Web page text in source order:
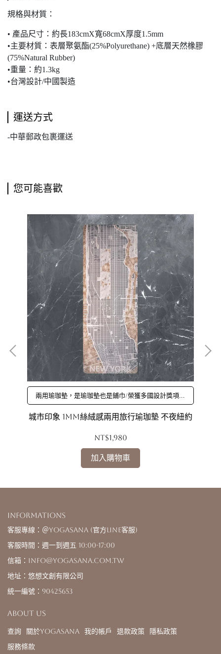
規格與材質：
• 產品尺寸：約長183cmX寬68cmX厚度1.5mm
•主要材質：表層聚氨酯(25%Polyurethane) +底層天然橡膠
(75%Natural Rubber)
•重量：約1.3kg
•台灣設計/中國製造
運送方式
-中華郵政包裹運送
您可能喜歡
兩用瑜珈墊，是瑜珈墊也是鋪巾/榮獲多國設計獎項，
顏值最高瑜珈墊/嚴選超細纖維，強效濕止滑，瞬間吸
汗
城市印象 1mm絲絨感兩用旅行瑜珈墊 不夜紐約
NT$1,980
加入購物車
Informations
客服專線：＠yogasana (官方LINE客服)
客服時間：週一到週五 10:00-17:00
信箱：info@yogasana.com.tw
地址：悠想文創有限公司
統一編號：90425653
About us
查詢 關於YOGASANA 我的帳戶 退款政策
隱私政策
服務條款